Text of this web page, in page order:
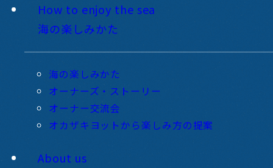
How to enjoy the sea
海の楽しみかた
海の楽しみかた
オーナーズ・ストーリー
オーナー交流会
オカザキヨットから楽しみ方の提案
About us